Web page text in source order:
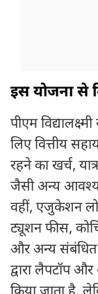
इस योजना से
पीएम
लिए वित्तीय
रहने का खर्च,
जैसी अन्य
वहीं, एजुकेशन
ट्यूशन फीस,
और अन्य संबंधित
द्वारा लैपटॉप